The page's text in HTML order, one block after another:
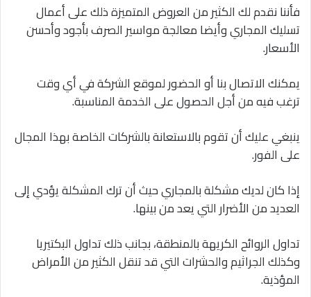
فأننا نقدم لك الكثير من العروض المتميزة ذلك على أعمال
تسليك المجاري وأيضا معالجة مواسير الصرف بأجود وأحسن
الأسعار.
يمكنك الاتصال بنا أو الحضور لموقع الشركة في أي وقت
ترغب فيه من أجل الحصول على الخدمة المناسبة.
ينبغي عليك أن تقوم بالاستعانة بالشركات الخاصة بهذا المجال
على الفور.
إذا كان لديك مشكلة بالمجاري حيث أن ترك المشكلة يؤدي إلى
العديد من الأضرار التي يعد من بينها.
تداول الروائح الكريهة بالمنطقة، بجانب ذلك تداول البكتيريا
وكذلك الجراثيم والحشرات التي قد تنقل الكثير من الأمراض
المؤذية.